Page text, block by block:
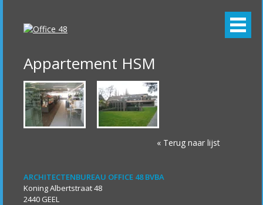
Appartement HSM
« Terug naar lijst
ARCHITECTENBUREAU OFFICE 48 BVBA
Koning Albertstraat 48
2440 GEEL